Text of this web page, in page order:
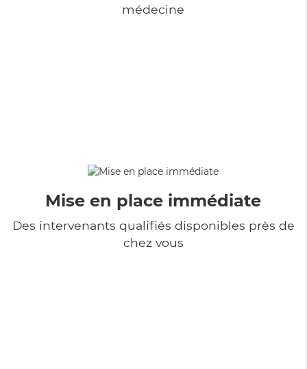
médecine
Mise en place immédiate
Des intervenants qualifiés disponibles près de
chez vous